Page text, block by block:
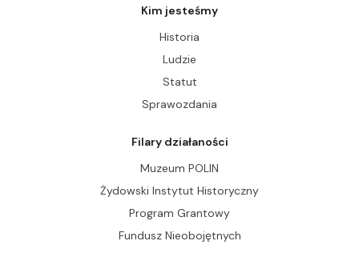
Kim jesteśmy
Historia
Ludzie
Statut
Sprawozdania
Filary działaności
Muzeum POLIN
Żydowski Instytut Historyczny
Program Grantowy
Fundusz Nieobojętnych